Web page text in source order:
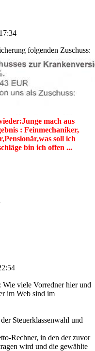
folgenden Zuschuss:
mach aus
: Feinmechaniker,
soll ich
bin ich offen ...
viele Vorredner hier und
im Web sind im
Steuerklassenwahl und
Rechner, in den der zuvor
wird und die gewählte